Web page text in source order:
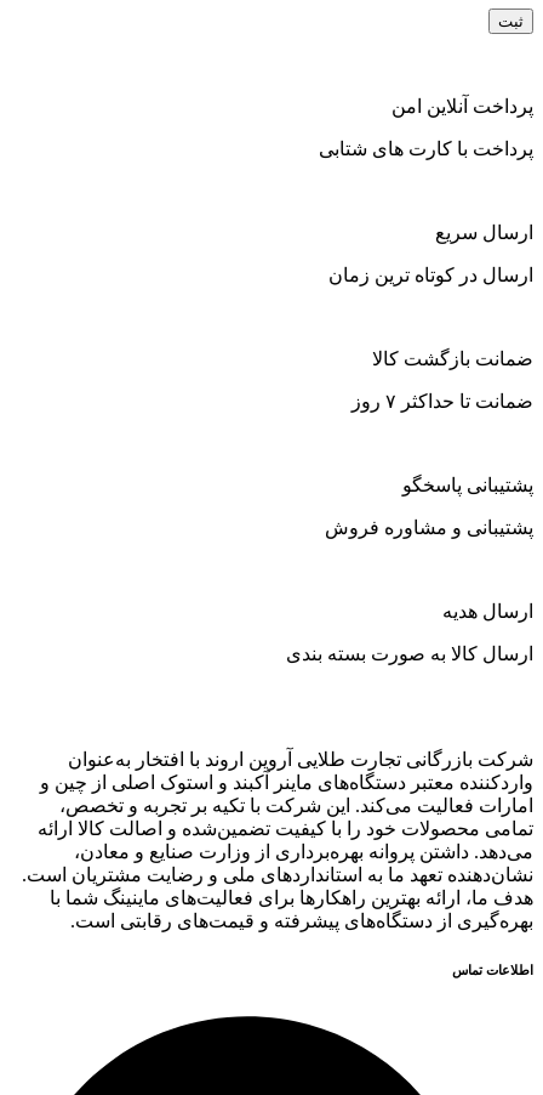
پرداخت آنلاین امن
پرداخت با کارت های شتابی
ارسال سریع
ارسال در کوتاه ترین زمان
ضمانت بازگشت کالا
ضمانت تا حداکثر ۷ روز
پشتیبانی پاسخگو
پشتیبانی و مشاوره فروش
ارسال هدیه
ارسال کالا به صورت بسته بندی
شرکت بازرگانی تجارت طلایی آروین اروند با افتخار به‌عنوان
واردکننده معتبر دستگاه‌های ماینر آکبند و استوک اصلی از چین و
امارات فعالیت می‌کند. این شرکت با تکیه بر تجربه و تخصص،
تمامی محصولات خود را با کیفیت تضمین‌شده و اصالت کالا ارائه
می‌دهد. داشتن پروانه بهره‌برداری از وزارت صنایع و معادن،
نشان‌دهنده تعهد ما به استانداردهای ملی و رضایت مشتریان است.
هدف ما، ارائه بهترین راهکارها برای فعالیت‌های ماینینگ شما با
بهره‌گیری از دستگاه‌های پیشرفته و قیمت‌های رقابتی است.
اطلاعات تماس